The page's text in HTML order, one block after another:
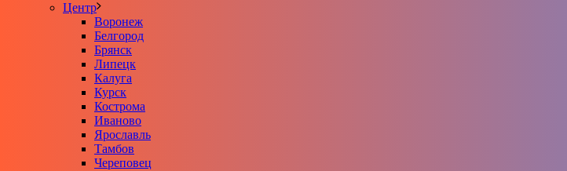
Центр
Воронеж
Белгород
Брянск
Липецк
Калуга
Курск
Кострома
Иваново
Ярославль
Тамбов
Череповец